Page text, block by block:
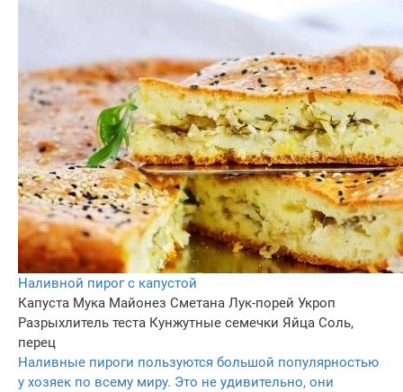
Наливной пирог с капустой
Капуста Мука Майонез Сметана Лук-порей Укроп
Разрыхлитель теста Кунжутные семечки Яйца Соль,
перец
Наливные пироги пользуются большой популярностью
у хозяек по всему миру. Это не удивительно, они